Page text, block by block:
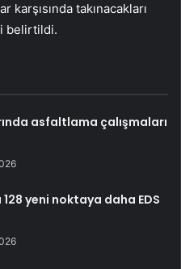
karşısında takınacakları
belirtildi.
asfaltlama çalışmaları
yeni noktaya daha EDS